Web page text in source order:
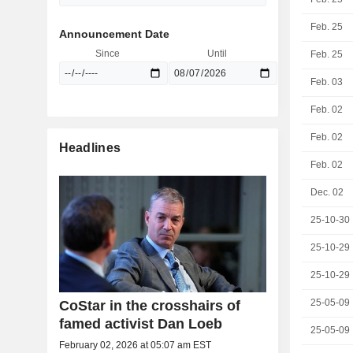
Feb. 25
Feb. 25
Feb. 03
Feb. 02
Feb. 02
Feb. 02
Dec. 02
25-10-30
25-10-29
25-10-29
25-05-09
25-05-09
Announcement Date
Since Until
Headlines
CoStar in the crosshairs of
famed activist Dan Loeb
February 02, 2026 at 05:07 am EST